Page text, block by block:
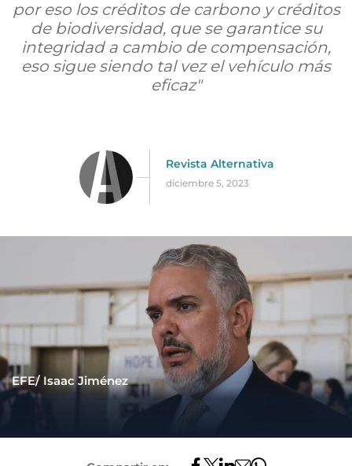
por eso los créditos de carbono y créditos
de biodiversidad, que se garantice su
integridad a cambio de compensación,
eso sigue siendo tal vez el vehículo más
eficaz"
Revista Alternativa
diciembre 5, 2023
EFE/ Isaac Jiménez